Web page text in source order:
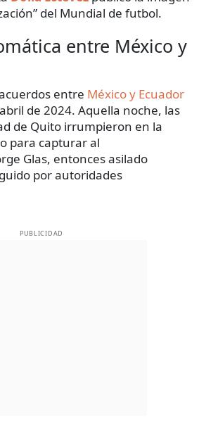
del Mundial de futbol.
entre México y
entre México y Ecuador
de 2024. Aquella noche, las
de Quito irrumpieron en la
para capturar al
Glas, entonces asilado
por autoridades
PUBLICIDAD